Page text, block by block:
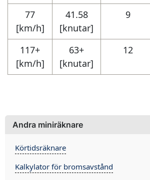
77
[km/h]
41.58
[knutar]
9
117+
[km/h]
63+
[knutar]
12
Andra miniräknare
Körtidsräknare
Kalkylator för bromsavstånd